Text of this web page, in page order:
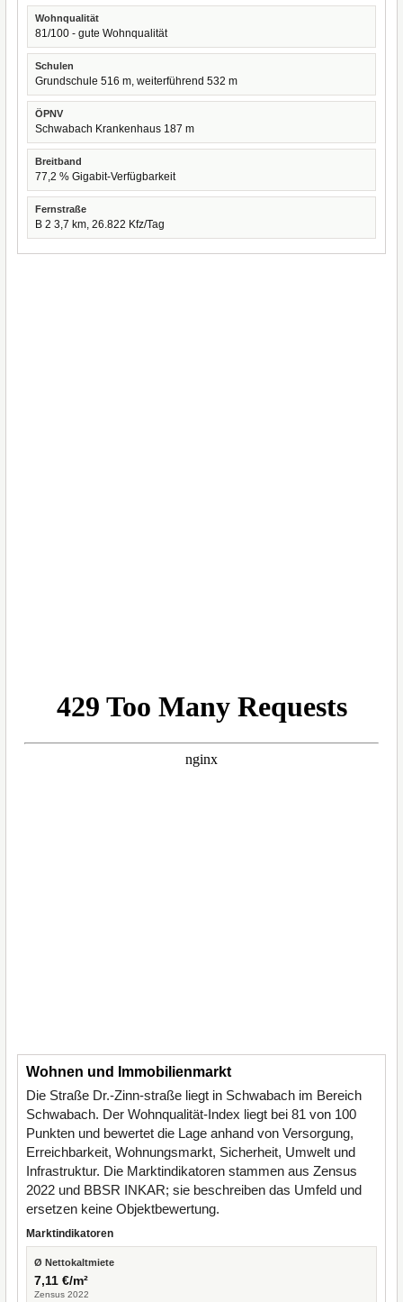
Wohnqualität
81/100 - gute Wohnqualität
Schulen
Grundschule 516 m, weiterführend 532 m
ÖPNV
Schwabach Krankenhaus 187 m
Breitband
77,2 % Gigabit-Verfügbarkeit
Fernstraße
B 2 3,7 km, 26.822 Kfz/Tag
Wohnen und Immobilienmarkt
Die Straße Dr.-Zinn-straße liegt in Schwabach im Bereich
Schwabach. Der Wohnqualität-Index liegt bei 81 von 100
Punkten und bewertet die Lage anhand von Versorgung,
Erreichbarkeit, Wohnungsmarkt, Sicherheit, Umwelt und
Infrastruktur. Die Marktindikatoren stammen aus Zensus
2022 und BBSR INKAR; sie beschreiben das Umfeld und
ersetzen keine Objektbewertung.
Marktindikatoren
Ø Nettokaltmiete
7,11 €/m²
Zensus 2022